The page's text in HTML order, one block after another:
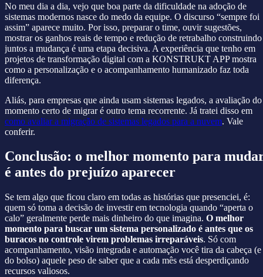
No meu dia a dia, vejo que boa parte da dificuldade na adoção de
sistemas modernos nasce do medo da equipe. O discurso “sempre foi
assim” aparece muito. Por isso, preparar o time, ouvir sugestões,
mostrar os ganhos reais de tempo e redução de retrabalho construindo
juntos a mudança é uma etapa decisiva. A experiência que tenho em
projetos de transformação digital com a KONSTRUKT APP mostra
como a personalização e o acompanhamento humanizado faz toda
diferença.
Aliás, para empresas que ainda usam sistemas legados, a avaliação do
momento certo de migrar é outro tema recorrente. Já tratei disso em
como avaliar a migração de sistemas legados para a nuvem. Vale
conferir.
Conclusão: o melhor momento para
é antes do prejuízo aparecer
Se tem algo que ficou claro em todas as histórias que presenciei, é:
quem só toma a decisão de investir em tecnologia quando “aperta o
calo” geralmente perde mais dinheiro do que imagina. O melhor
momento para buscar um sistema personalizado é antes que os
buracos no controle virem problemas irreparáveis. Só com
acompanhamento, visão integrada e automação você tira da cabeça (e
do bolso) aquele peso de saber que a cada mês está desperdiçando
recursos valiosos.